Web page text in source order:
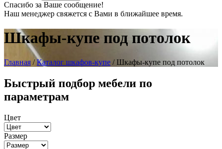
Спасибо за Ваше сообщение!
Наш менеджер свяжется с Вами в ближайшее время.
Шкафы-купе под потолок
Главная /Каталог шкафов-купе / Шкафы-купе под потолок
Быстрый подбор мебели по
параметрам
Цвет
Размер